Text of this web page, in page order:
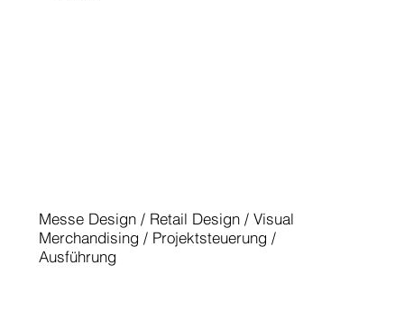
Messe Design / Retail Design / Visual
Merchandising / Projektsteuerung /
Ausführung